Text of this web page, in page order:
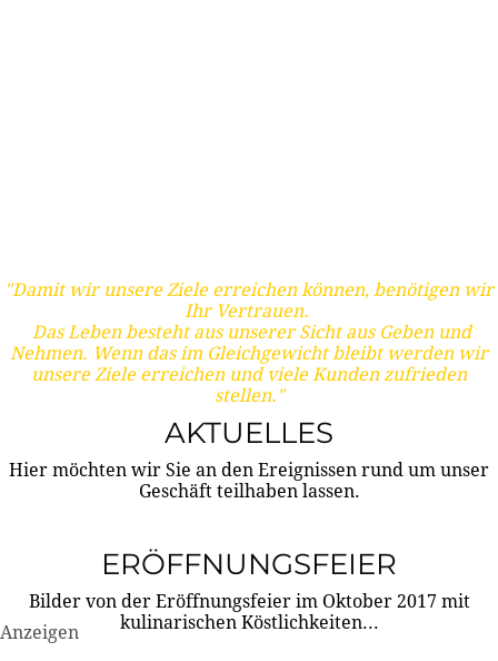
"Damit wir unsere Ziele erreichen können, benötigen wir
Ihr Vertrauen.
Das Leben besteht aus unserer Sicht aus Geben und
Nehmen. Wenn das im Gleichgewicht bleibt werden wir
unsere Ziele erreichen und viele Kunden zufrieden
stellen."
AKTUELLES
Hier möchten wir Sie an den Ereignissen rund um unser
Geschäft teilhaben lassen.
ERÖFFNUNGSFEIER
Bilder von der Eröffnungsfeier im Oktober 2017 mit
kulinarischen Köstlichkeiten...
Anzeigen